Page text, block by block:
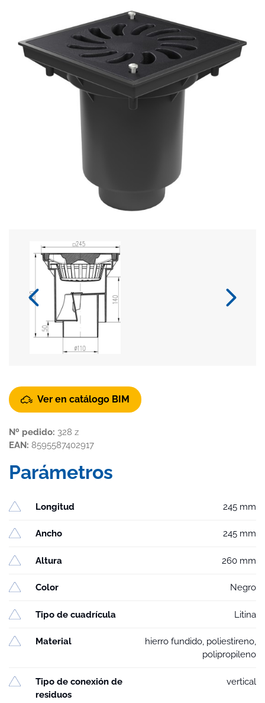
Ver en catálogo BIM
Nº pedido: 328 z
EAN: 8595587402917
Parámetros
Longitud 245 mm
Ancho 245 mm
Altura 260 mm
Color Negro
Tipo de cuadrícula Litina
Material
hierro fundido, poliestireno,
polipropileno
Tipo de conexión de
residuos
vertical